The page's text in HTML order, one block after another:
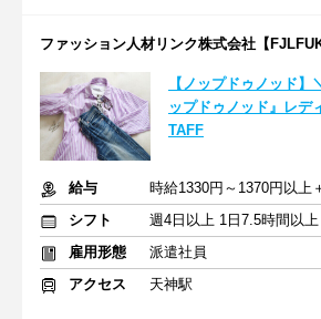
ファッション人材リンク株式会社【
【ノップドゥノッド】
ップドゥノッド』レデ
TAFF
給与
時給1330円～1370円以上
シフト
週4日以上 1日7.5時間以上
雇用形態
派遣社員
アクセス
天神駅